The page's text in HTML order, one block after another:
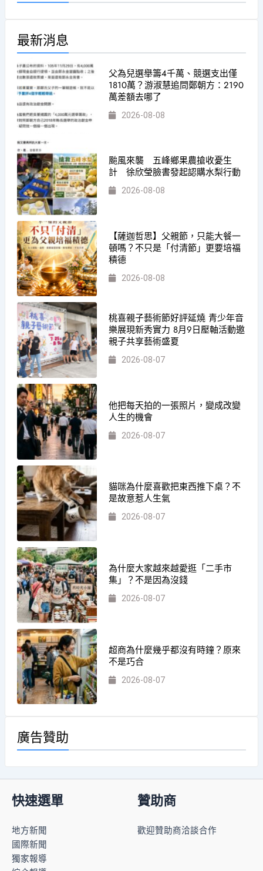
最新消息
父為兒選舉籌4千萬、競選支出僅
1810萬？游淑慧追問鄭朝方：2190
萬差額去哪了
2026-08-08
颱風來襲 五峰鄉果農搶收憂生
計 徐欣瑩臉書發起認購水梨行動
2026-08-08
【薩迦哲思】父親節，只能大餐一
頓嗎？不只是「付清節」更要培福
積德
2026-08-08
桃喜親子藝術節好評延燒 青少年音
樂展現新秀實力 8月9日壓軸活動邀
親子共享藝術盛夏
2026-08-07
他把每天拍的一張照片，變成改變
人生的機會
2026-08-07
貓咪為什麼喜歡把東西推下桌？不
是故意惹人生氣
2026-08-07
為什麼大家越來越愛逛「二手市
集」？不是因為沒錢
2026-08-07
超商為什麼幾乎都沒有時鐘？原來
不是巧合
2026-08-07
廣告贊助
快速選單
地方新聞
國際新聞
獨家報導
贊助商
歡迎贊助商洽談合作